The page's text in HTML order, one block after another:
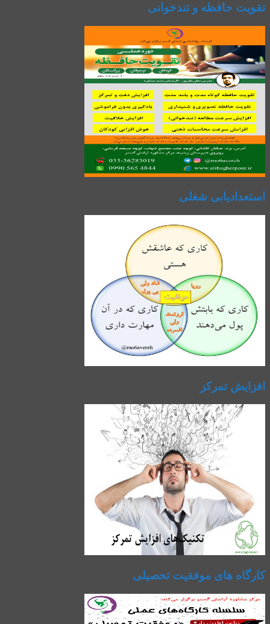
تقویت حافظه و تندخوانی
استعدادیابی شغلی
افزایش تمرکز
کارگاه های موفقیت تحصیلی